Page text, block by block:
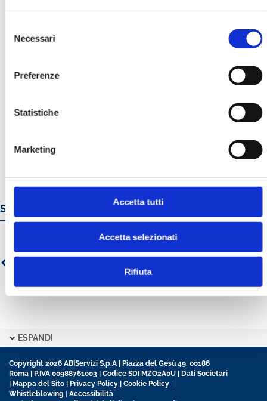
delNecessari
Preferenze
Statistiche
Marketing
Accetta tutti
Accetta selezionati
Rifiuta
THE "NEW NORMAL"? - INDUSTRIAL,
Servizi e prodotti online
ESPANDI
Copyright 2026 ABIServizi S.p.A | Piazza del Gesù 49, 00186
Roma | P.IVA 00988761003 | Codice SDI MZO2A0U |
Dati Societari
Mappa del Sito Privacy Policy Cookie Policy
Whistleblowing
Accessibilità